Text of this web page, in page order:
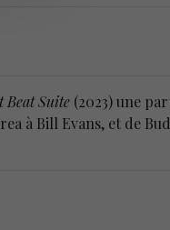
Beat Suite (2023) une
à Bill Evans, et de